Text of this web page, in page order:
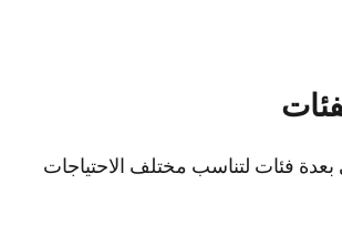
بعدة فئات لتناسب مختلف الاحتياجات